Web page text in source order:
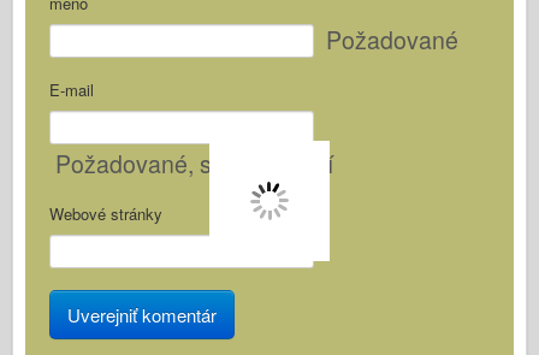
Požadované
E-mail
Požadované, sa nezúsťadí
Webové stránky